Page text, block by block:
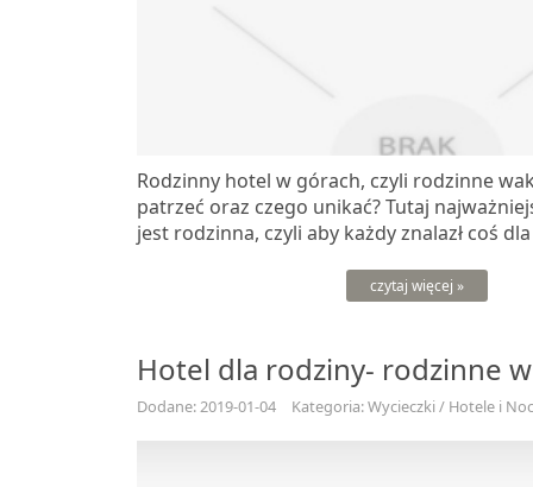
Rodzinny hotel w górach, czyli rodzinne
patrzeć oraz czego unikać? Tutaj
jest rodzinna, czyli aby każdy znalazł coś
czytaj więcej »
Hotel dla rodziny- rodzinne
Dodane: 2019-01-04 Kategoria: Wycieczki / Hotele i